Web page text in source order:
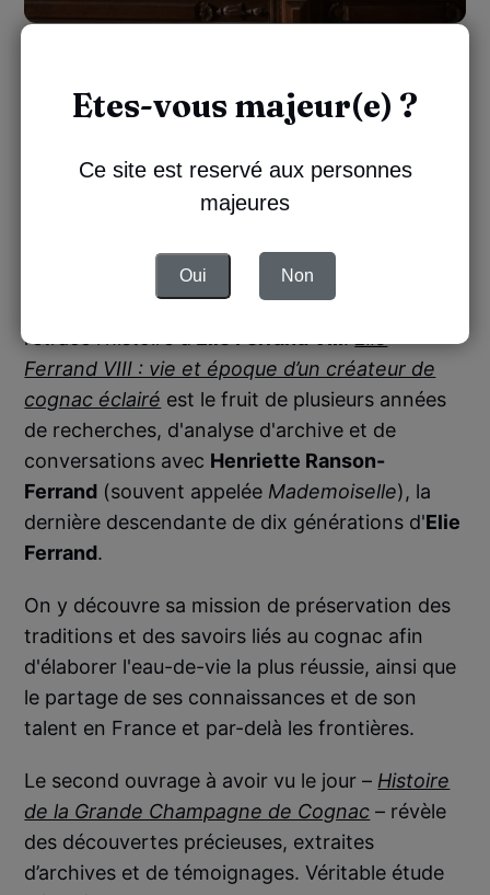
Etes-vous majeur(e) ?
Ce site est reservé aux personnes
majeures
Oui Non
avenir
conviction : pour créer des spiritueux
d’exception, il faut profondément comprendre
rigueur, passion, et patience. Grâce à la
fondation, un premier ouvrage a été publié et il
retrace l'histoire d'
Ferrand VIII : vie et époque d’un créateur de
cognac éclairé est le fruit de plusieurs années
de recherches, d'analyse d'archive et de
conversations avec Henriette Ranson-
Ferrand (souvent appelée Mademoiselle), la
dernière descendante de dix générations d'Elie
Ferrand.
On y découvre sa mission de préservation des
traditions et des savoirs liés au cognac afin
d'élaborer l'eau-de-vie la plus réussie, ainsi que
le partage de ses connaissances et de son
talent en France et par-delà les frontières.
Le second ouvrage à avoir vu le jour – Histoire
de la Grande Champagne de Cognac – révèle
des découvertes précieuses, extraites
d’archives et de témoignages. Véritable étude